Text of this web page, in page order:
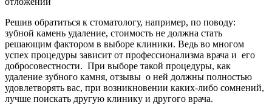
Решив обратиться к стоматологу, например, по поводу:
зубной камень удаление, стоимость не должна стать
решающим фактором в выборе клиники. Ведь во многом
успех процедуры зависит от профессионализма врача и его
добросовестности. При выборе такой процедуры, как
удаление зубного камня, отзывы о ней должны полностью
удовлетворять вас, при возникновении каких-либо сомнений,
лучше поискать другую клинику и другого врача.